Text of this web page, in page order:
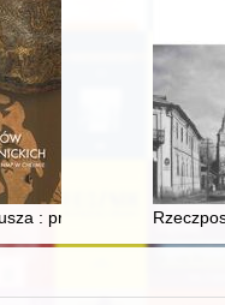
: próba lokalizacji